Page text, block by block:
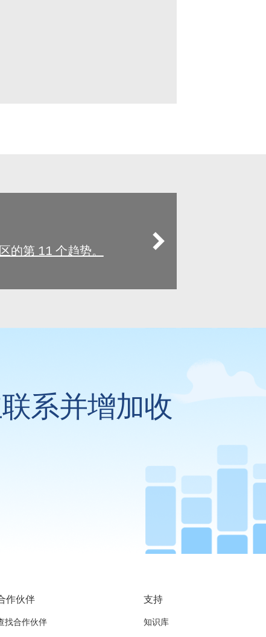
第 11 个趋势。
系并增加收
作伙伴
找合作伙伴
支持
知识库